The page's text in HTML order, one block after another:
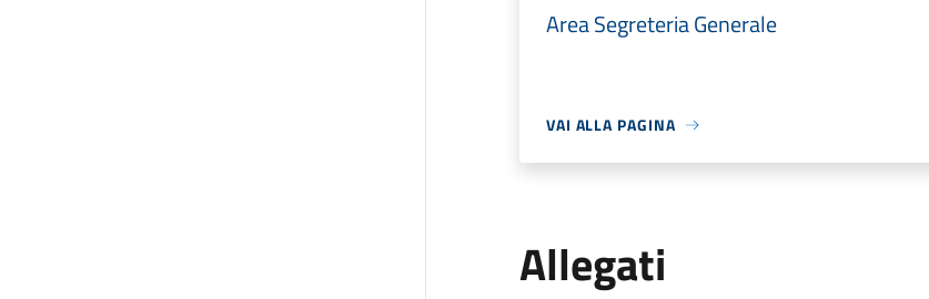
Area Segreteria Generale
VAI ALLA PAGINA
Allegati